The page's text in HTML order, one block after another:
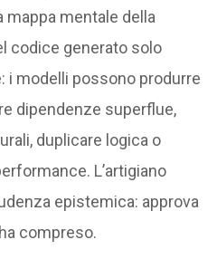
mappa mentale della
codice generato solo
i modelli possono produrre
dipendenze superflue,
duplicare logica o
L’artigiano
epistemica: approva
compreso.